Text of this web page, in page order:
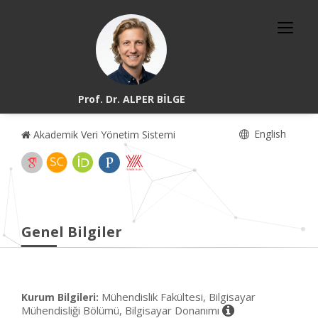
Prof. Dr. ALPER BİLGE
Akademik Veri Yönetim Sistemi English
Genel Bilgiler
Kurum Bilgileri: Mühendislik Fakültesi, Bilgisayar
Mühendisliği Bölümü, Bilgisayar Donanımı